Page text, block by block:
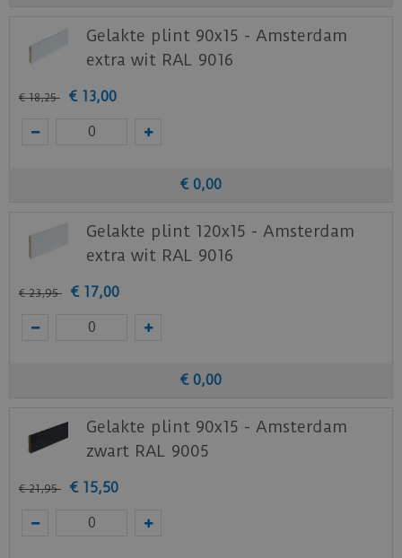
Gelakte plint 90x15 - Amsterdam
extra wit RAL 9016
€ 18,25 € 13,00
€ 0,00
Gelakte plint 120x15 - Amsterdam
extra wit RAL 9016
€ 23,95 € 17,00
€ 0,00
Gelakte plint 90x15 - Amsterdam
zwart RAL 9005
€ 21,95 € 15,50